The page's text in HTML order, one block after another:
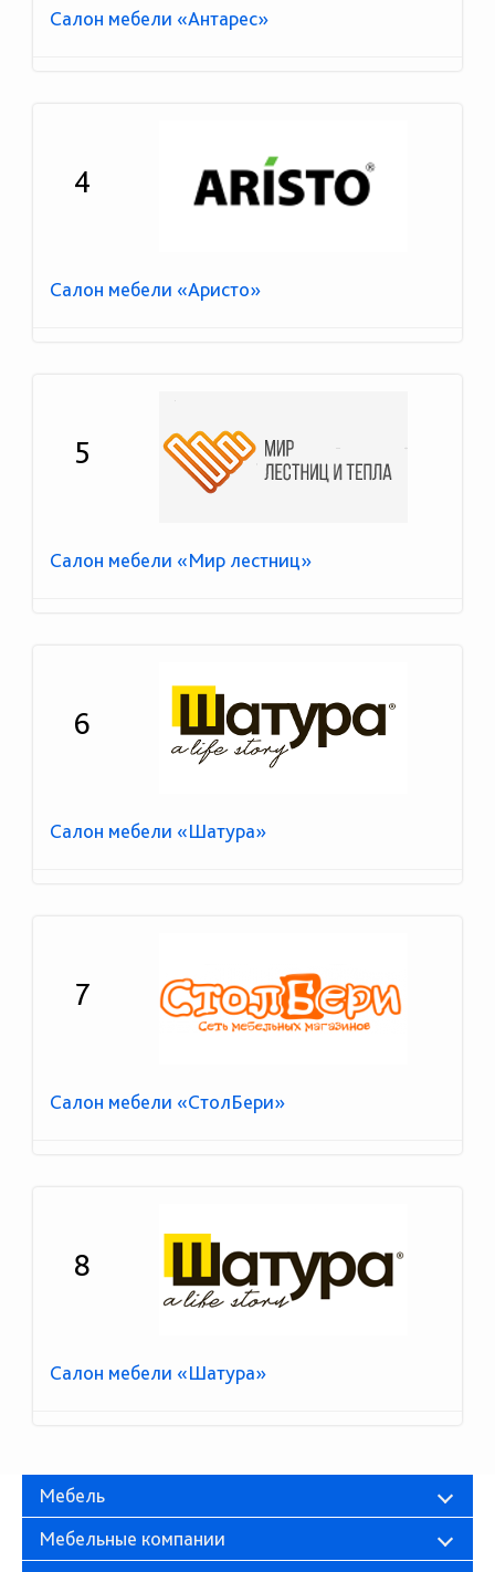
Салон мебели «Антарес»
4
Салон мебели «Аристо»
5
Салон мебели «Мир лестниц»
6
Салон мебели «Шатура»
7
Салон мебели «СтолБери»
8
Салон мебели «Шатура»
Мебель
Мебельные компании